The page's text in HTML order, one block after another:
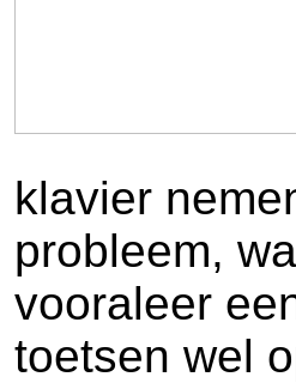
klavier
probleem,
vooraleer
toetsen wel